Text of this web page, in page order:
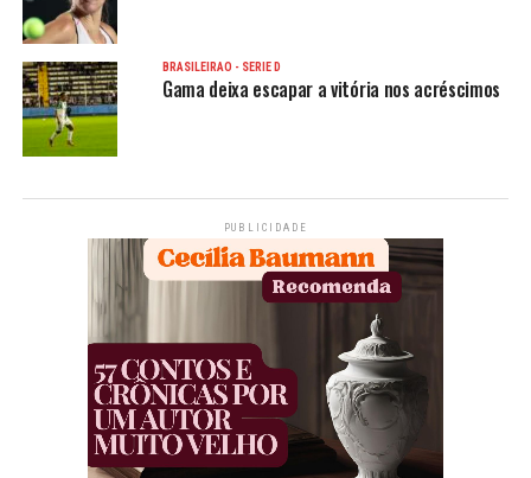
BRASILEIRÃO - SÉRIE D
Gama deixa escapar a vitória nos acréscimos
PUBLICIDADE